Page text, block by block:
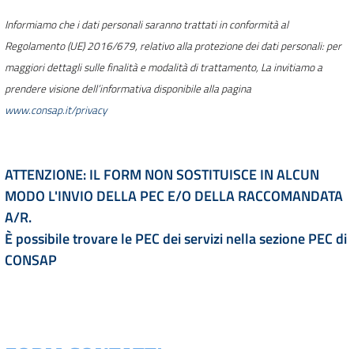
Informiamo che i dati personali saranno trattati in conformità al
Regolamento (UE) 2016/679, relativo alla protezione dei dati personali: per
maggiori dettagli sulle finalità e modalità di trattamento, La invitiamo a
prendere visione dell’informativa disponibile alla pagina
www.consap.it/privacy
ATTENZIONE: IL FORM NON SOSTITUISCE IN ALCUN
MODO L'INVIO DELLA PEC E/O DELLA RACCOMANDATA
A/R.
È possibile trovare le PEC dei servizi nella sezionePEC di
CONSAP